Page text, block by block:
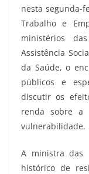
nesta segunda-
Trabalho e
ministérios
Assistência
da Saúde, o
públicos e
discutir os
renda sobre a
vulnerabilidade.
A ministra das
histórico de